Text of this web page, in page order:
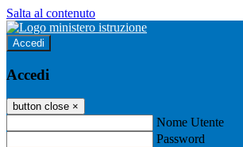
Salta al contenuto
Accedi
Accedi
button close ×
Nome Utente
Password